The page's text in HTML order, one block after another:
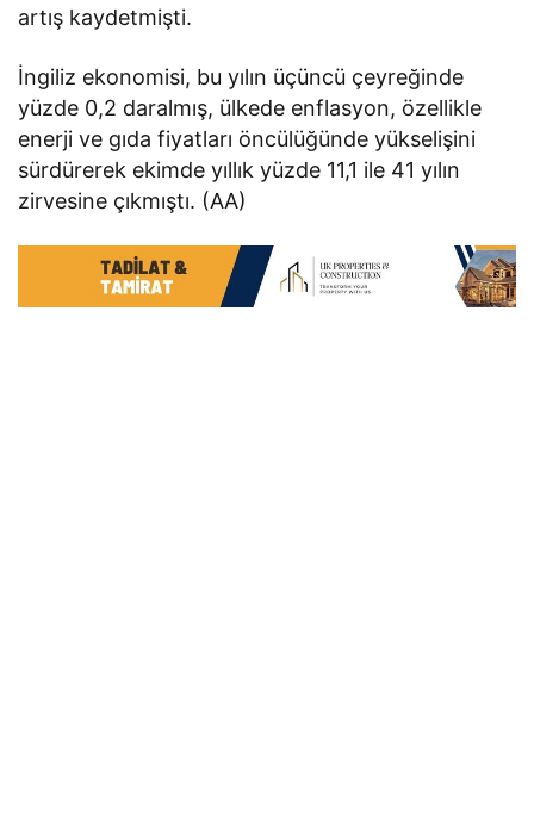
artış kaydetmişti.
İngiliz ekonomisi, bu yılın üçüncü çeyreğinde
yüzde 0,2 daralmış, ülkede enflasyon, özellikle
enerji ve gıda fiyatları öncülüğünde yükselişini
sürdürerek ekimde yıllık yüzde 11,1 ile 41 yılın
zirvesine çıkmıştı. (AA)